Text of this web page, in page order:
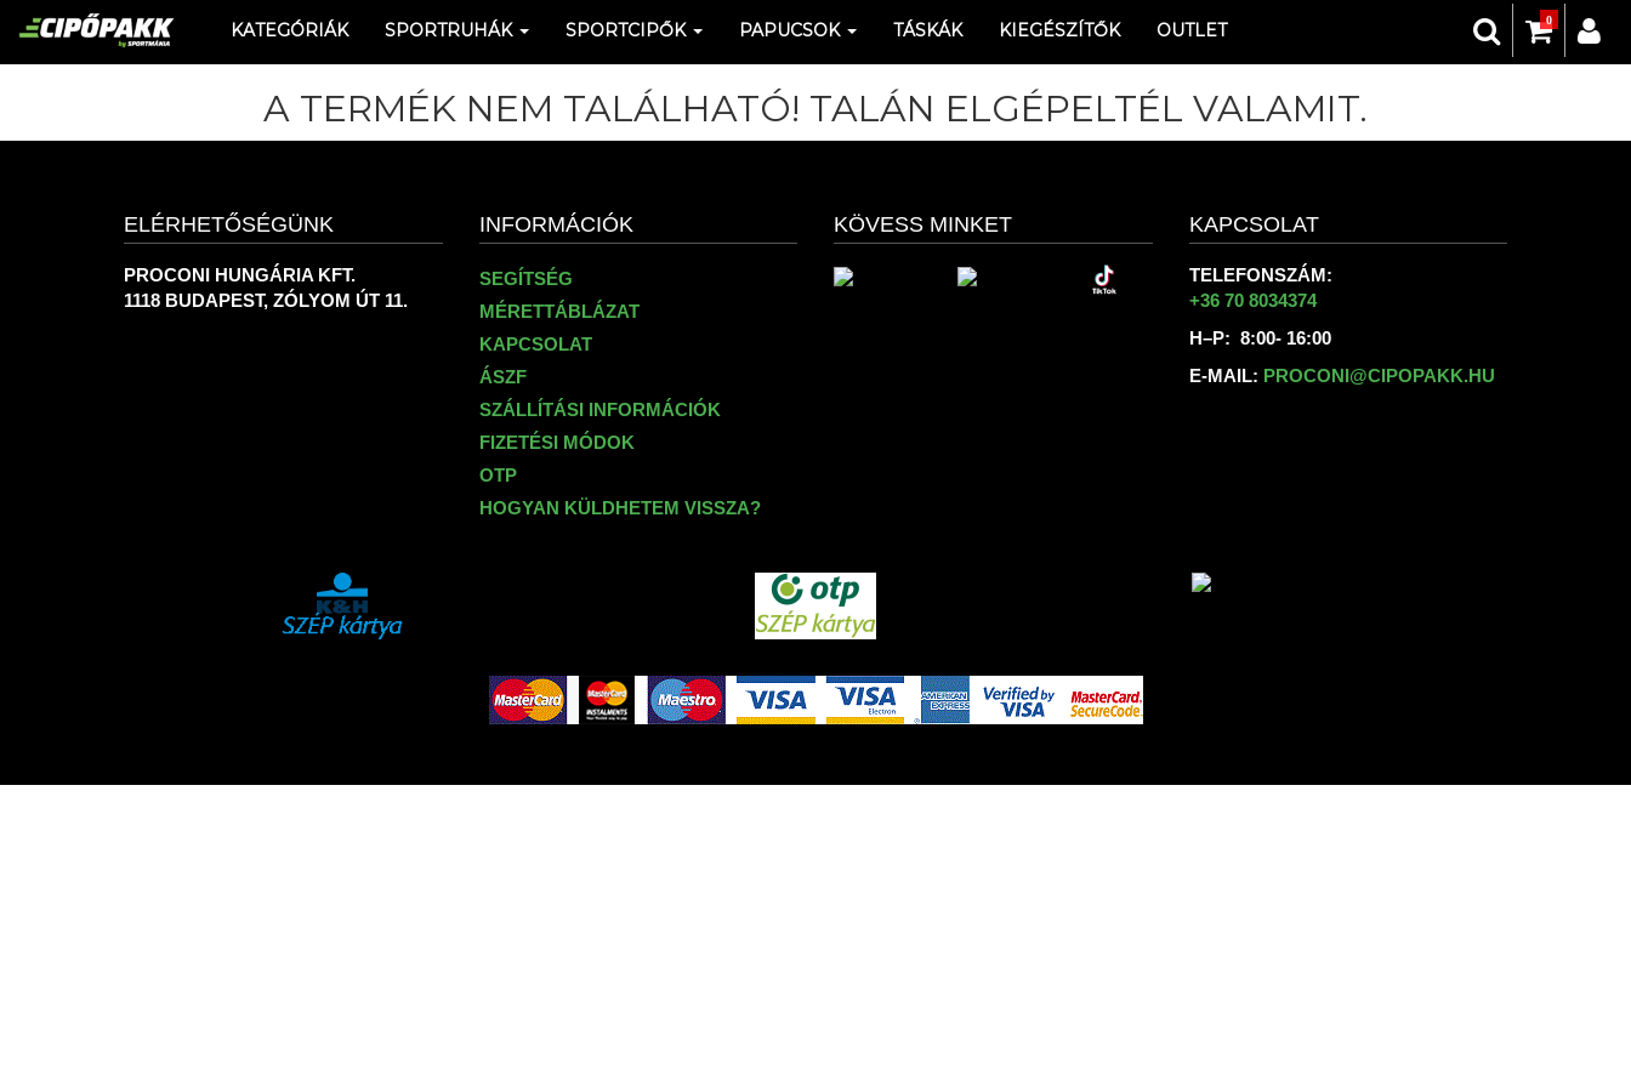
0
KATEGÓRIÁK SPORTRUHÁK SPORTCIPŐK PAPUCSOK TÁSKÁK KIEGÉSZÍTŐK OUTLET
A TERMÉK NEM TALÁLHATÓ! TALÁN ELGÉPELTÉL VALAMIT.
ELÉRHETŐSÉGÜNK
PROCONI HUNGÁRIA KFT.
1118 BUDAPEST, ZÓLYOM ÚT 11.
INFORMÁCIÓK
SEGÍTSÉG
MÉRETTÁBLÁZAT
KAPCSOLAT
ÁSZF
SZÁLLÍTÁSI INFORMÁCIÓK
FIZETÉSI MÓDOK
OTP
HOGYAN KÜLDHETEM VISSZA?
KÖVESS MINKET KAPCSOLAT
TELEFONSZÁM:
+36 70 8034374
H–P: 8:00- 16:00
E-MAIL: PROCONI@CIPOPAKK.HU